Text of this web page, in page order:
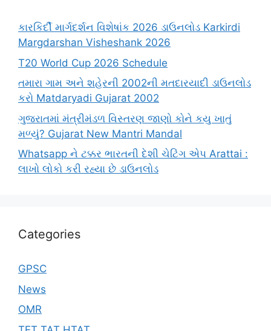
કારકિર્દી માર્ગદર્શન વિશેષાંક 2026 ડાઉનલોડ Karkirdi
Margdarshan Visheshank 2026
T20 World Cup 2026 Schedule
તમારા ગામ અને શહેરની 2002ની મતદારયાદી ડાઉનલોડ
કરો Matdaryadi Gujarat 2002
ગુજરાતમાં મંત્રીમંડળ વિસ્તરણ જાણો કોને કયુ ખાતું
મળ્યું? Gujarat New Mantri Mandal
Whatsapp ને ટક્કર ભારતની દેશી ચેટિંગ એપ Arattai :
લાખો લોકો કરી રહ્યા છે ડાઉનલોડ
Categories
GPSC
News
OMR